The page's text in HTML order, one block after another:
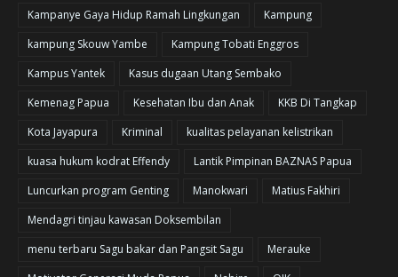
Kampanye Gaya Hidup Ramah Lingkungan
Kampung
kampung Skouw Yambe
Kampung Tobati Enggros
Kampus Yantek
Kasus dugaan Utang Sembako
Kemenag Papua
Kesehatan Ibu dan Anak
KKB Di Tangkap
Kota Jayapura
Kriminal
kualitas pelayanan kelistrikan
kuasa hukum kodrat Effendy
Lantik Pimpinan BAZNAS Papua
Luncurkan program Genting
Manokwari
Matius Fakhiri
Mendagri tinjau kawasan Doksembilan
menu terbaru Sagu bakar dan Pangsit Sagu
Merauke